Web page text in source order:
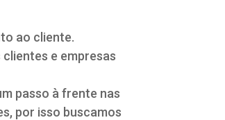
ao cliente.
e empresas
passo à frente nas
por isso buscamos